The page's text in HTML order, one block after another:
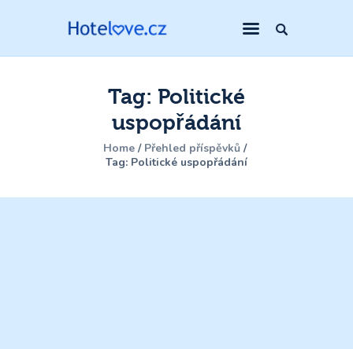
Tag: Politické
uspopřádání
Home
Přehled příspěvků
Tag: Politické uspopřádání